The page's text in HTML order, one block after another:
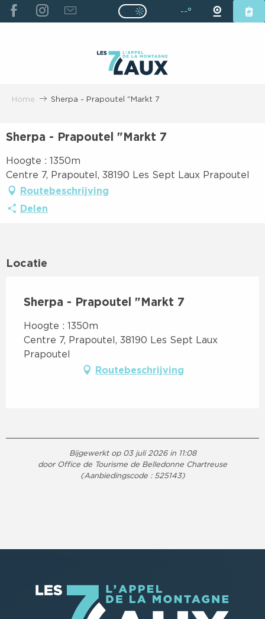
ALLER
AU
Page D’accueil Actuelle Été :
Page D’accueil Actuelle
--°
Home Sherpa - Prapoutel "Markt 7
Sherpa - Prapoutel "Markt 7
Hoogte : 1350m
Centre 7, Prapoutel, 38190 Les Sept Laux Prapoutel
Routebeschrijving
Delen
Locatie
Sherpa - Prapoutel "Markt 7
Hoogte : 1350m
Centre 7, Prapoutel, 38190 Les Sept Laux
Prapoutel
Routebeschrijving
Bijgewerkt op 03 juli 2026 in 11:08
door Office de Tourisme de Belledonne Chartreuse
(Aanbiedingscode : 525143)